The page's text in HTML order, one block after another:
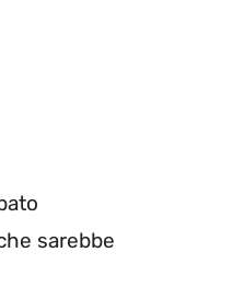
sarebbe